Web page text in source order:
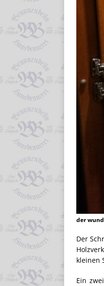
der
Der
kleinen
Ein